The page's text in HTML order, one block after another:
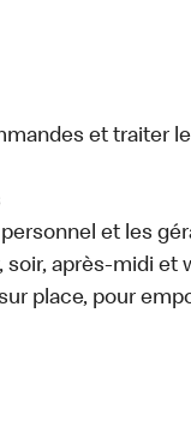
et traiter
et les
soir, après-midi et
place, pour